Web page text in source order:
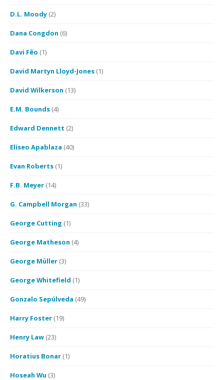
D.L. Moody (2)
Dana Congdon (6)
Davi Fêo (1)
David Martyn Lloyd-Jones (1)
David Wilkerson (13)
E.M. Bounds (4)
Edward Dennett (2)
Eliseo Apablaza (40)
Evan Roberts (1)
F.B. Meyer (14)
G. Campbell Morgan (33)
George Cutting (1)
George Matheson (4)
George Müller (3)
George Whitefield (1)
Gonzalo Sepúlveda (49)
Harry Foster (19)
Henry Law (23)
Horatius Bonar (1)
Hoseah Wu (3)